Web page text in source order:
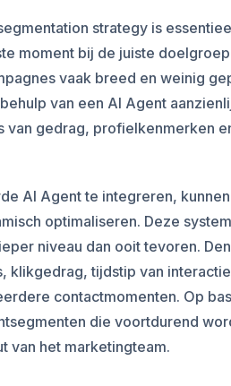
strategy is
moment bij de juiste
vaak breed en weinig
van een AI Agent
van gedrag, profielkenmerken
AI Agent te integreren,
optimaliseren. Deze
niveau dan ooit tevoren.
klikgedrag, tijdstip van
contactmomenten. Op
die voortdurend
van het marketingteam.